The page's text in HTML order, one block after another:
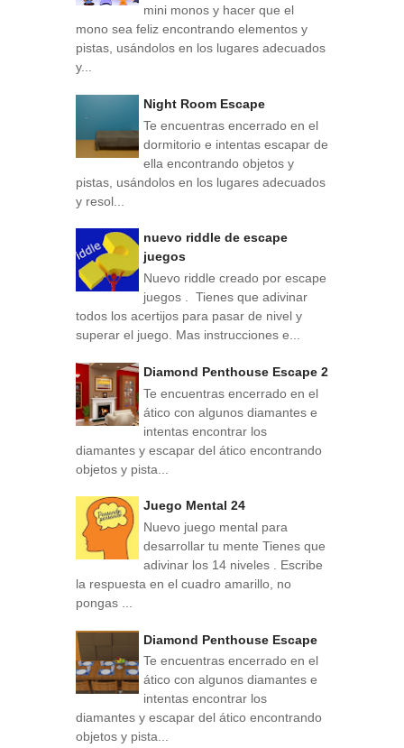
mini monos y hacer que el
mono sea feliz encontrando elementos y
pistas, usándolos en los lugares adecuados
y...
Night Room Escape
Te encuentras encerrado en el
dormitorio e intentas escapar de
ella encontrando objetos y
pistas, usándolos en los lugares adecuados
y resol...
nuevo riddle de escape
juegos
Nuevo riddle creado por escape
juegos . Tienes que adivinar
todos los acertijos para pasar de nivel y
superar el juego. Mas instrucciones e...
Diamond Penthouse Escape 2
Te encuentras encerrado en el
ático con algunos diamantes e
intentas encontrar los
diamantes y escapar del ático encontrando
objetos y pista...
Juego Mental 24
Nuevo juego mental para
desarrollar tu mente Tienes que
adivinar los 14 niveles . Escribe
la respuesta en el cuadro amarillo, no
pongas ...
Diamond Penthouse Escape
Te encuentras encerrado en el
ático con algunos diamantes e
intentas encontrar los
diamantes y escapar del ático encontrando
objetos y pista...